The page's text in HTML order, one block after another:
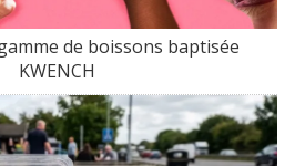
de boissons baptisée
KWENCH